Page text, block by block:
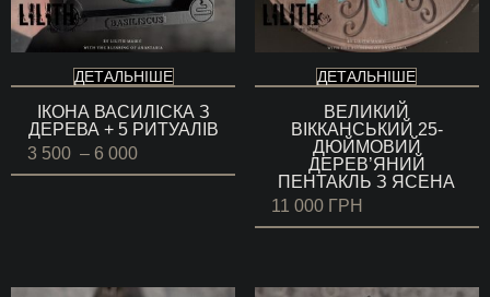
ДЕТАЛЬНІШЕ
ІКОНА ВАСИЛІСКА З
ДЕРЕВА + 5 РИТУАЛІВ
3 500 – 6 000
цін:
ДЕТАЛЬНІШЕ
ВЕЛИКИЙ
ВІККАНСЬКИЙ 25-
ДЮЙМОВИЙ
ДЕРЕВ’ЯНИЙ
ПЕНТАКЛЬ З ЯСЕНА
11 000 ГРН